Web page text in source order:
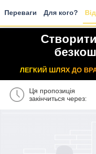
Переваги Для кого?
ЛЕГКИЙ ШЛЯХ ДО
Ця пропозиція
закінчиться через: